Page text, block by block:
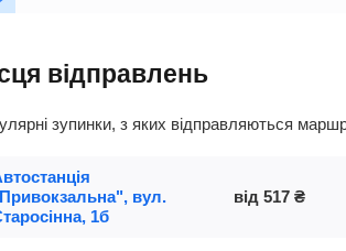
відправлень
зупинки, з яких відправляються
вул.
1б
від 517 ₴